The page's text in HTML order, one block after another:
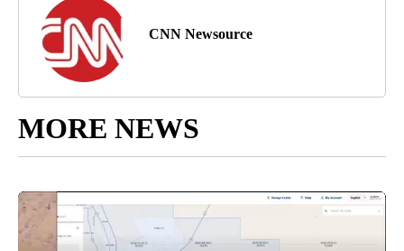
CNN Newsource
MORE NEWS